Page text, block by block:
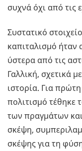
συχνά όχι από τις
Συστατικό
καπιταλισμό ήταν
ύστερα από τις
Γαλλική, σχετικά
ιστορία. Για
πολιτισμό τέθηκε
των πραγμάτων
σκέψη,
σκέψης για τη